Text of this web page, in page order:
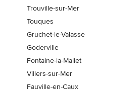
Trouville-sur-Mer
Touques
Gruchet-le-Valasse
Goderville
Fontaine-la-Mallet
Villers-sur-Mer
Fauville-en-Caux